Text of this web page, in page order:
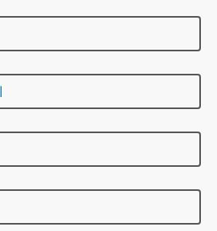
Anna Oom. In memoriam
Orsina och Parisada. Sagomystiskt dockspel
[Passopp] (jakthund)
[Olav Poulsen]
Prostfolket i Karlskoga 1869-1899/ Nana/ Prostgården
[På tinget]
Påskkäringen
Ridspöet/ Geijersgården